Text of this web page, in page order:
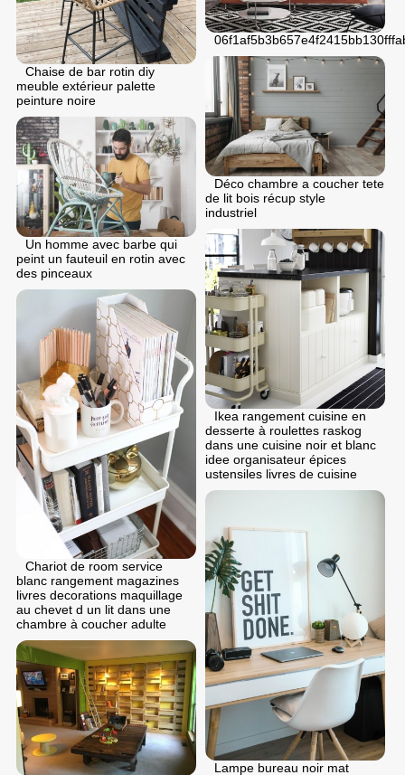
Chaise de bar rotin diy
meuble extérieur palette
peinture noire
Déco chambre a coucher tete
de lit bois récup style
industriel
Un homme avec barbe qui
peint un fauteuil en rotin avec
des pinceaux
Ikea rangement cuisine en
desserte à roulettes raskog
dans une cuisine noir et blanc
idee organisateur épices
ustensiles livres de cuisine
Chariot de room service
blanc rangement magazines
livres decorations maquillage
au chevet d un lit dans une
chambre à coucher adulte
Lampe bureau noir mat